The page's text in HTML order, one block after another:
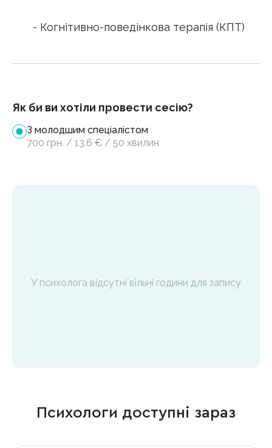
- Когнітивно-поведінкова терапія (КПТ)
Як би ви хотіли провести сесію?
З молодшим спеціалістом
700 грн. / 13.6 € / 50 хвилин
У психолога відсутні вільні години для запису
Психологи доступні зараз